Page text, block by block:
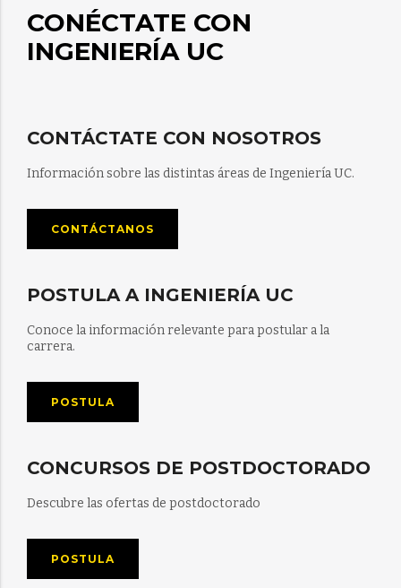
CONÉCTATE CON
INGENIERÍA UC
CONTÁCTATE CON NOSOTROS
Información sobre las distintas áreas de Ingeniería UC.
CONTÁCTANOS
POSTULA A INGENIERÍA UC
Conoce la información relevante para postular a la
carrera.
POSTULA
CONCURSOS DE POSTDOCTORADO
Descubre las ofertas de postdoctorado
POSTULA